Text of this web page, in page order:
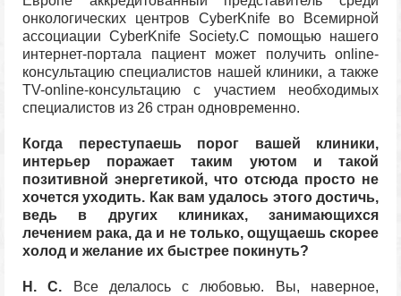
онкологических центров CyberKnife во Всемирной
ассоциации CyberKnife Society.С помощью нашего
интернет-портала пациент может получить online-
консультацию специалистов нашей клиники, а также
TV-online-консультацию с участием необходимых
специалистов из 26 стран одновременно.
Когда переступаешь порог вашей клиники,
интерьер поражает таким уютом и такой
позитивной энергетикой, что отсюда просто не
хочется уходить. Как вам удалось этого достичь,
ведь в других клиниках, занимающихся
лечением рака, да и не только, ощущаешь скорее
холод и желание их быстрее покинуть?
Н. С. Все делалось с любовью. Вы, наверное,